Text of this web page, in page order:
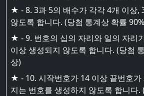
★ - 8. 3과 5의 배수가 각각 4개 이상,
않도록 합니다. (당첨 통계상 확률
★ - 9. 번호의 십의 자리와 일의 자리
이상 생성되지 않도록 합니다. (당첨
상)
★ - 10. 시작번호가 14 이상 끝번호가
지는 번호를 생성하지 않도록 합니다.